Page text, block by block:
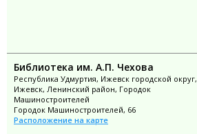
Библиотека им. А.П. Чехова
Республика Удмуртия, Ижевск городской округ,
Ижевск, Ленинский район, Городок
Машиностроителей
Городок Машиностроителей, 66
Расположение на карте